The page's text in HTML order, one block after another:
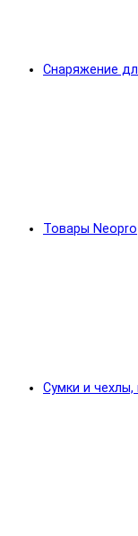
Снаряжение
Товары Neopro
Сумки и чехлы,